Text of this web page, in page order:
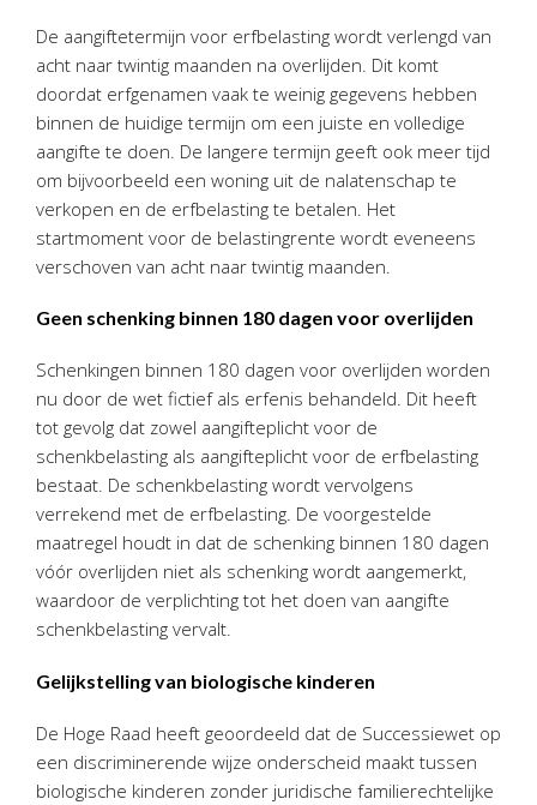
Bedrijfseconomisch advies
Belastingadvies Purmerend
Online boekhouden
Nieuws&informatie
Nieuwsbrief
Nieuwsoverzicht
Handige links
Contact
AvantiOnline
Twinfield – Boekhouden
BaseCone – Facturen
Visionplanner – Rapportage
Online Salaris – Salarissen
Nextens-Accorderen aangiften
De aangiftetermijn voor erfbelasting wordt verlengd van
acht naar twintig maanden na overlijden. Dit komt
doordat erfgenamen vaak te weinig gegevens hebben
binnen de huidige termijn om een juiste en volledige
aangifte te doen. De langere termijn geeft ook meer tijd
om bijvoorbeeld een woning uit de nalatenschap te
verkopen en de erfbelasting te betalen. Het
startmoment voor de belastingrente wordt eveneens
verschoven van acht naar twintig maanden.
Geen schenking binnen 180 dagen voor overlijden
Schenkingen binnen 180 dagen voor overlijden worden
nu door de wet fictief als erfenis behandeld. Dit heeft
tot gevolg dat zowel aangifteplicht voor de
schenkbelasting als aangifteplicht voor de erfbelasting
bestaat. De schenkbelasting wordt vervolgens
verrekend met de erfbelasting. De voorgestelde
maatregel houdt in dat de schenking binnen 180 dagen
vóór overlijden niet als schenking wordt aangemerkt,
waardoor de verplichting tot het doen van aangifte
schenkbelasting vervalt.
Gelijkstelling van biologische kinderen
De Hoge Raad heeft geoordeeld dat de Successiewet op
een discriminerende wijze onderscheid maakt tussen
biologische kinderen zonder juridische familierechtelijke